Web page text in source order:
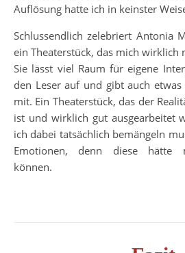
Auflösung hatte ich in keinster
Schlussendlich zelebriert Antonia
ein Theaterstück, das mich wirklich
Sie lässt viel Raum für eigene
den Leser auf und gibt auch
mit. Ein Theaterstück, das der
ist und wirklich gut ausgearbeitet
ich dabei tatsächlich bemängeln
Emotionen, denn diese hätte
können.